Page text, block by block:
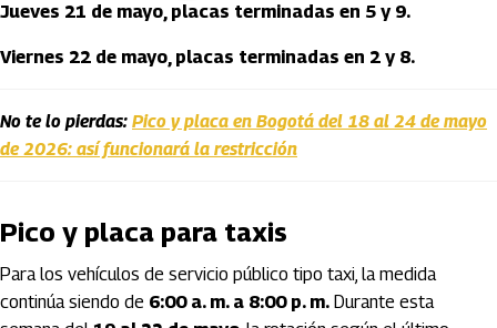
Jueves 21 de mayo, placas terminadas en 5 y 9.
Viernes 22 de mayo, placas terminadas en 2 y 8.
No te lo pierdas: Pico y placa en Bogotá del 18 al 24 de mayo
de 2026: así funcionará la restricción
Pico y placa para taxis
Para los vehículos de servicio público tipo taxi, la medida
continúa siendo de 6:00 a. m. a 8:00 p. m. Durante esta